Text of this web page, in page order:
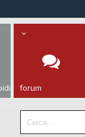
forum